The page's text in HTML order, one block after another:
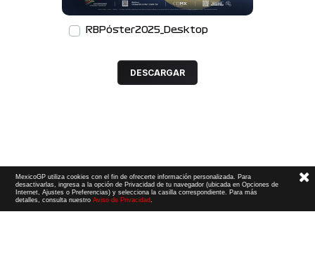
RBPóster2025_Desktop
DESCARGAR
MexicoGP utiliza cookies con el fin de ofrecerte información personalizada. Para
desactivarlas, ingresa a la opción de Privacidad de tu navegador (ubicada en Opciones de
Internet, Ajustes o Preferencias) y selecciona la casilla correspondiente. Para más
detalles, consulta nuestroAviso de Privacidad.